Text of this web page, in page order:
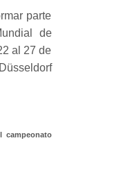
parte
de
al 27 de
campeonato